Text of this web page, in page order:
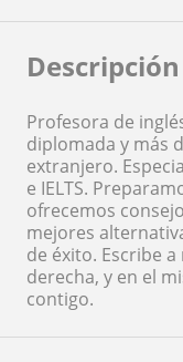
Profesora de
diplomada y más
extranjero.
e IELTS.
ofrecemos
mejores
de éxito. Escribe
derecha, y en el
contigo.